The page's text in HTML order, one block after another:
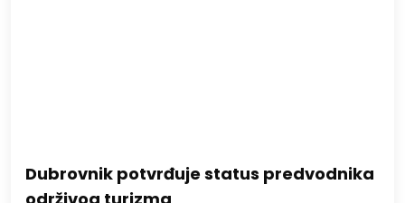
Dubrovnik potvrđuje status predvodnika